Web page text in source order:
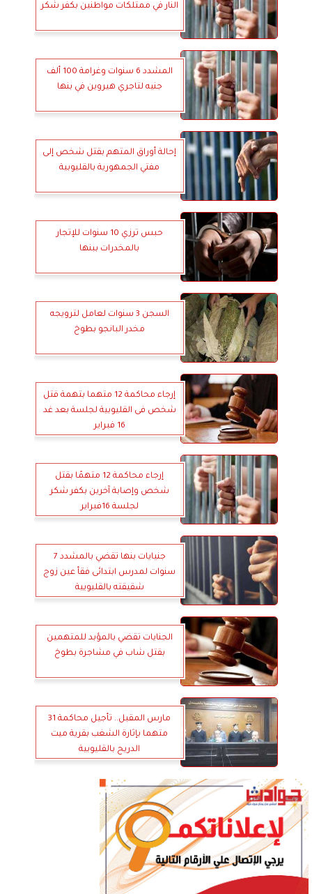
النار في ممتلكات مواطنين بكفر شكر
المشدد 6 سنوات وغرامة 100 ألف
جنيه لتاجري هيروين في بنها
إحالة أوراق المتهم بقتل شخص إلى
مفتي الجمهورية بالقليوبية
حبس ترزي 10 سنوات للإتجار
بالمخدرات ببنها
السجن 3 سنوات لعامل لترويجه
مخدر البانجو بطوخ
إرجاء محاكمة 12 متهما بتهمة قتل
شخص فى القليوبية لجلسة بعد غد
16 فبراير
إرجاء محاكمة 12 متهمًا بقتل
شخص وإصابة آخرين بكفر شكر
لجلسة 16فبراير
جنيايات بنها تقضي بالمشدد 7
سنوات لمدرس ابتدائى فقأ عين زوج
شقيقته بالقليويية
الجنايات تقضي بالمؤبد للمتهمين
بقتل شاب في مشاجرة بطوخ
مارس المقبل.. تأجيل محاكمة 31
متهما بإثارة الشغب بقرية ميت
الدريح بالقليوبية